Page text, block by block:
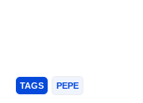
TAGS PEPE